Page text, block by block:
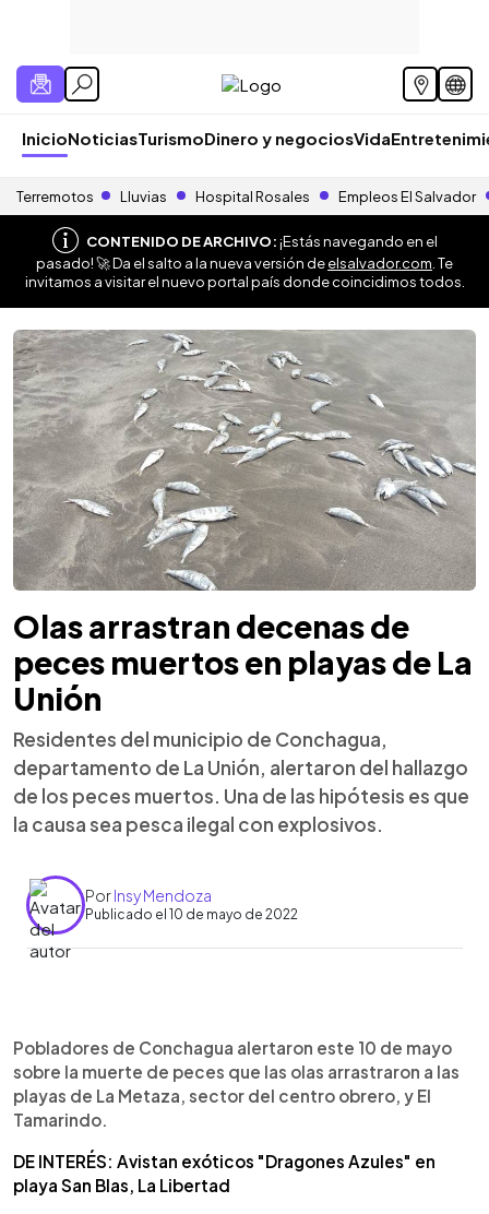
InicioNoticiasTurismoDinero y negociosVida
Terremotos Lluvias Hospital Rosales Empleos El Salvador
CONTENIDO DE ARCHIVO:¡Estás navegando en el
pasado! 🚀 Da el salto a la nueva versión deelsalvador.com . Te
invitamos a visitar el nuevo portal país donde coincidimos todos.
Olas arrastran decenas de
peces muertos en playas de La
Unión
Residentes del municipio de Conchagua,
departamento de La Unión, alertaron del hallazgo
de los peces muertos. Una de las hipótesis es que
la causa sea pesca ilegal con explosivos.
PorInsy Mendoza
Publicado el 10 de mayo de 2022
► Escuchar artículo
Pobladores de Conchagua alertaron este 10 de mayo
sobre la muerte de peces que las olas arrastraron a las
playas de La Metaza, sector del centro obrero, y El
Tamarindo.
DE INTERÉS: Avistan exóticos "Dragones Azules" en
playa San Blas, La Libertad